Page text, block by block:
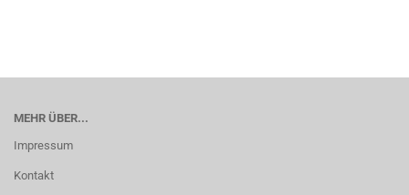
MEHR ÜBER...
Impressum
Kontakt